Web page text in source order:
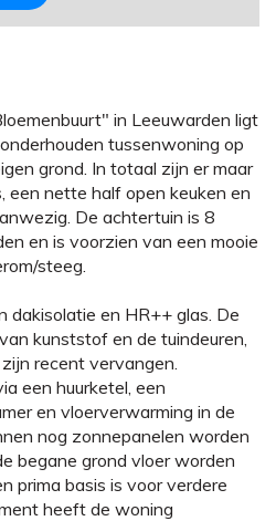
in Leeuwarden ligt
tussenwoning op
grond. In totaal zijn er maar
een nette half open keuken en
De achtertuin is 8
en is voorzien van een mooie
steeg.
dakisolatie en HR++ glas. De
kunststof en de tuindeuren,
recent vervangen.
een huurketel, een
en vloerverwarming in de
nog zonnepanelen worden
begane grond vloer worden
prima basis is voor verdere
heeft de woning